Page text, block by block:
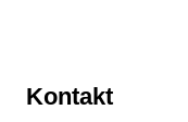
Kontakt